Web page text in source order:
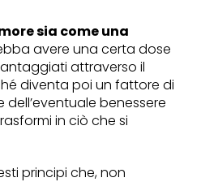
sia come una
avere una certa dose
attraverso il
diventa poi un fattore di
benessere
in ciò che si
principi che, non